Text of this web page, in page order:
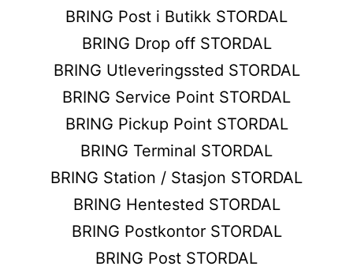
BRING Post i Butikk STORDAL
BRING Drop off STORDAL
BRING Utleveringssted STORDAL
BRING Service Point STORDAL
BRING Pickup Point STORDAL
BRING Terminal STORDAL
BRING Station / Stasjon STORDAL
BRING Hentested STORDAL
BRING Postkontor STORDAL
BRING Post STORDAL